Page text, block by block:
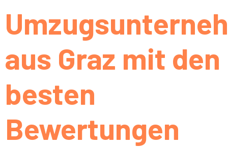
aus Graz mit den
besten
Bewertungen